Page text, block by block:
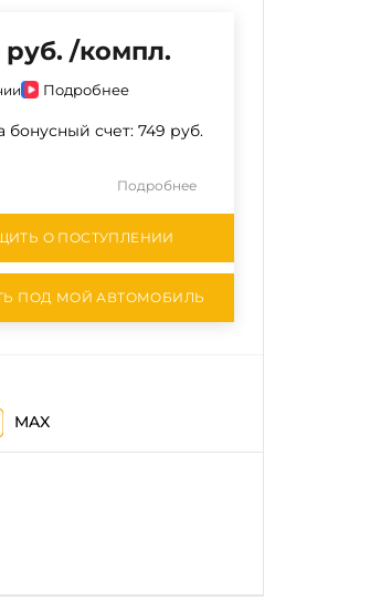
руб. /компл.
Подробнее
бонусный счет: 749 руб.
Подробнее
О ПОСТУПЛЕНИИ
ПОД МОЙ АВТОМОБИЛЬ
MAX